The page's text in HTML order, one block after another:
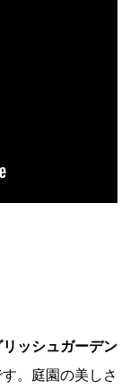
ッシュガーデン
す。庭園の美しさ